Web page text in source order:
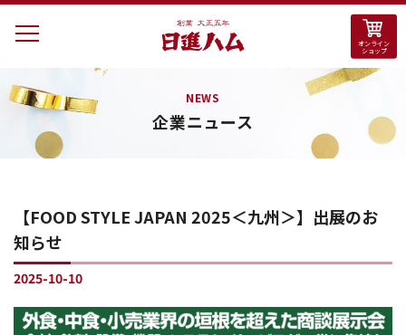
工業株式
会社＜日
オンライン
ショップ
NEWS
企業ニュース
【FOOD STYLE JAPAN 2025＜九州＞】出展のお
知らせ
2025-10-10